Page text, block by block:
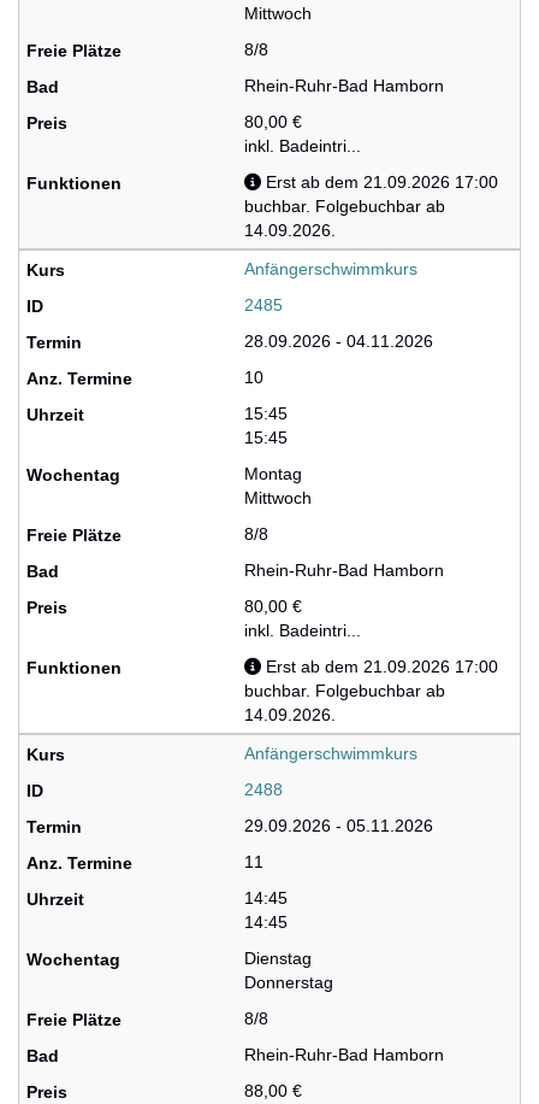
Mittwoch
8/8
Rhein-Ruhr-Bad Hamborn
80,00 €
inkl. Badeintri...
Erst ab dem 21.09.2026 17:00
buchbar. Folgebuchbar ab
14.09.2026.
Anfängerschwimmkurs
2485
28.09.2026 - 04.11.2026
10
15:45
15:45
Montag
Mittwoch
8/8
Rhein-Ruhr-Bad Hamborn
80,00 €
inkl. Badeintri...
Erst ab dem 21.09.2026 17:00
buchbar. Folgebuchbar ab
14.09.2026.
Anfängerschwimmkurs
2488
29.09.2026 - 05.11.2026
11
14:45
14:45
Dienstag
Donnerstag
8/8
Rhein-Ruhr-Bad Hamborn
88,00 €